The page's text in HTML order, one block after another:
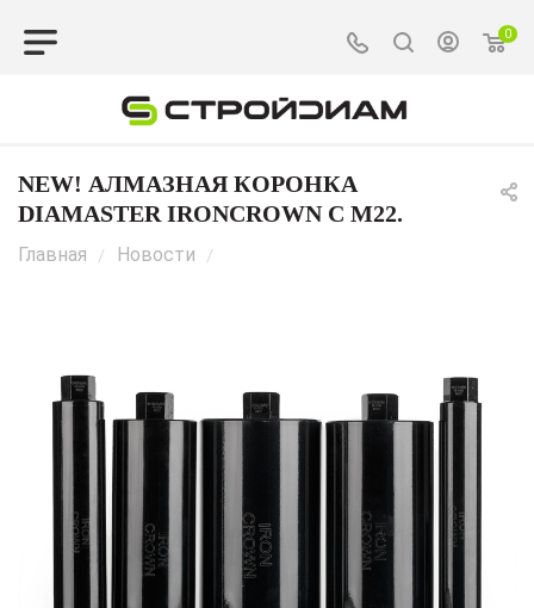
0
NEW! АЛМАЗНАЯ КОРОНКА
DIAMASTER IRONCROWN С M22.
Главная / Новости /